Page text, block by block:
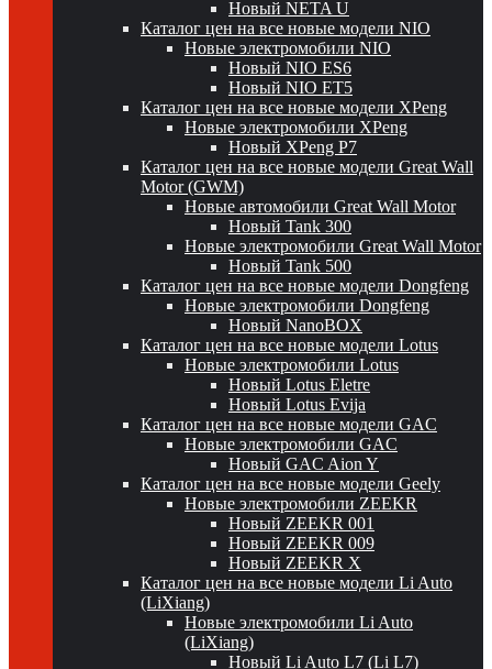
Новый NETA U
Каталог цен на все новые модели NIO
Новые электромобили NIO
Новый NIO ES6
Новый NIO ET5
Каталог цен на все новые модели XPeng
Новые электромобили XPeng
Новый XPeng P7
Каталог цен на все новые модели Great Wall
Motor (GWM)
Новые автомобили Great Wall Motor
Новый Tank 300
Новые электромобили Great Wall Motor
Новый Tank 500
Каталог цен на все новые модели Dongfeng
Новые электромобили Dongfeng
Новый NanoBOX
Каталог цен на все новые модели Lotus
Новые электромобили Lotus
Новый Lotus Eletre
Новый Lotus Evija
Каталог цен на все новые модели GAC
Новые электромобили GAC
Новый GAC Aion Y
Каталог цен на все новые модели Geely
Новые электромобили ZEEKR
Новый ZEEKR 001
Новый ZEEKR 009
Новый ZEEKR X
Каталог цен на все новые модели Li Auto
(LiXiang)
Новые электромобили Li Auto
(LiXiang)
Новый Li Auto L7 (Li L7)